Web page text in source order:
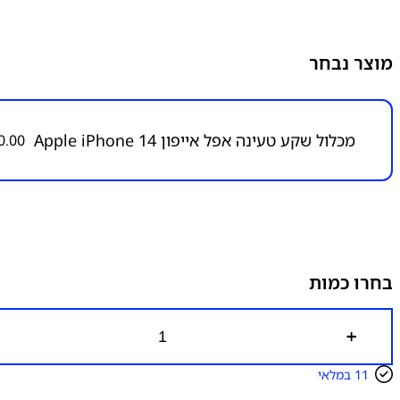
מוצר נבחר
מכלול שקע טעינה אפל אייפון Apple iPhone 14
בחרו כמות
ו
ת
11 במלאי